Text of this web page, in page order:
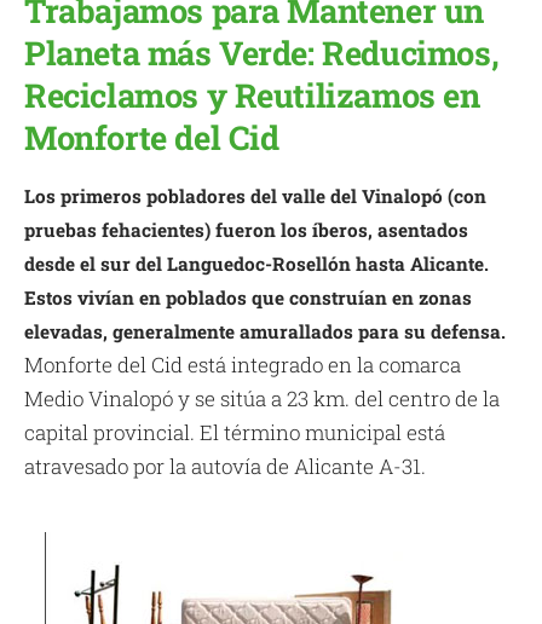
Trabajamos para Mantener un
Planeta más Verde: Reducimos,
Reciclamos y Reutilizamos en
Monforte del Cid
Los primeros pobladores del valle del Vinalopó (con
pruebas fehacientes) fueron los íberos, asentados
desde el sur del Languedoc-Rosellón hasta Alicante.
Estos vivían en poblados que construían en zonas
elevadas, generalmente amurallados para su defensa.
Monforte del Cid está integrado en la comarca
Medio Vinalopó y se sitúa a 23 km. del centro de la
capital provincial. El término municipal está
atravesado por la autovía de Alicante A-31.